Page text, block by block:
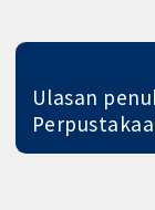
Ulasan